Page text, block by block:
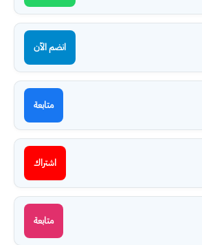
انضم الآن
متابعة
اشتراك
متابعة